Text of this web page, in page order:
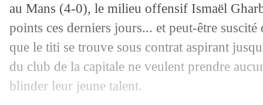
au Mans (4-0), le milieu offensif Ismaël
points ces derniers jours... et peut-être
que le titi se trouve sous contrat aspirant
du club de la capitale ne veulent prendre
blinder leur jeune talent.
22/07 : le classement du groupe A
22/07 JO : le Brésil bat l'Allemagne,
22/07 EdF: la réaction cash de Gignac